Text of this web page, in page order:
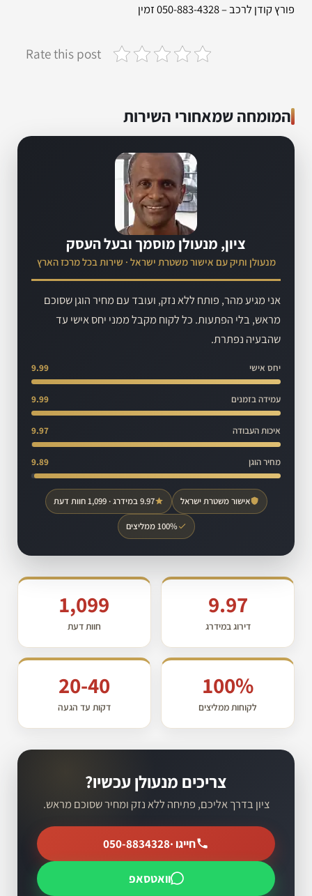
פורץ קודן לרכב – 050-883-4328 זמין
Rate this post
המומחה שמאחורי השירות
ציון, מנעולן מוסמך ובעל העסק
מנעולן ותיק עם אישור משטרת ישראל · שירות בכל מרכז הארץ
אני מגיע מהר, פותח ללא נזק, ועובד עם מחיר הוגן שסוכם
מראש, בלי הפתעות. כל לקוח מקבל ממני יחס אישי עד
שהבעיה נפתרת.
יחס אישי 9.99
עמידה בזמנים 9.99
איכות העבודה 9.97
מחיר הוגן 9.89
אישור משטרת ישראל 9.97 במידרג · 1,099 חוות דעת
100% ממליצים
9.97
דירוג במידרג
1,099
חוות דעת
100%
לקוחות ממליצים
20-40
דקות עד הגעה
צריכים מנעולן עכשיו?
ציון בדרך אליכם, פתיחה ללא נזק ומחיר שסוכם מראש.
חייגו ·050-8834328
וואטסאפ